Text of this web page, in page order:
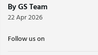
By GS Team
22 Apr 2026
Follow us on